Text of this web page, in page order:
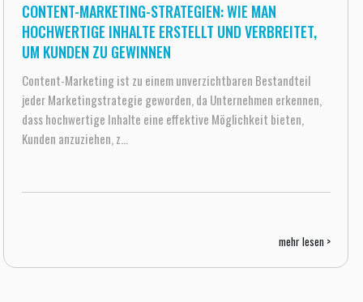
CONTENT-MARKETING-STRATEGIEN: WIE MAN
HOCHWERTIGE INHALTE ERSTELLT UND VERBREITET,
UM KUNDEN ZU GEWINNEN
Content-Marketing ist zu einem unverzichtbaren Bestandteil
jeder Marketingstrategie geworden, da Unternehmen erkennen,
dass hochwertige Inhalte eine effektive Möglichkeit bieten,
Kunden anzuziehen, z...
mehr lesen >